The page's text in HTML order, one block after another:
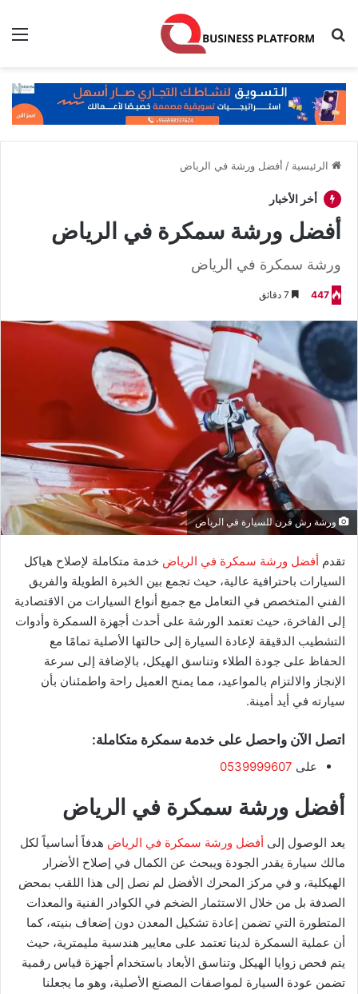
بحث عن
الرئيسية / أفضل ورشة في الرياض
أخر الأخبار
أفضل ورشة سمكرة في الرياض
ورشة سمكرة في الرياض
447
ورشة رش فرن للسيارة في الرياض
تقدم أفضل ورشة سمكرة في الرياض خدمة متكاملة لإصلاح هياكل
السيارات باحترافية عالية، حيث تجمع بين الخبرة الطويلة والفريق
الفني المتخصص في التعامل مع جميع أنواع السيارات من الاقتصادية
إلى الفاخرة، حيث تعتمد الورشة على أحدث أجهزة السمكرة وأدوات
التشطيب الدقيقة لإعادة السيارة إلى حالتها الأصلية تمامًا مع
الحفاظ على جودة الطلاء وتناسق الهيكل، بالإضافة إلى سرعة
الإنجاز والالتزام بالمواعيد، مما يمنح العميل راحة واطمئنان بأن
سيارته في أيد أمينة.
اتصل الآن واحصل على خدمة سمكرة متكاملة:
على 0539999607
أفضل ورشة سمكرة في الرياض
​يعد الوصول إلى أفضل ورشة سمكرة في الرياض هدفاً أساسياً لكل
مالك سيارة يقدر الجودة ويبحث عن الكمال في إصلاح الأضرار
الهيكلية، و في مركز المحرك الأفضل لم نصل إلى هذا اللقب بمحض
الصدفة بل من خلال الاستثمار الضخم في الكوادر الفنية والمعدات
المتطورة التي تضمن إعادة تشكيل المعدن دون إضعاف بنيته، كما
أن عملية السمكرة لدينا تعتمد على معايير هندسية مليمترية، حيث
يتم فحص زوايا الهيكل وتناسق الأبعاد باستخدام أجهزة قياس رقمية
تضمن عودة السيارة لمواصفات المصنع الأصلية، وهو ما يجعلنا